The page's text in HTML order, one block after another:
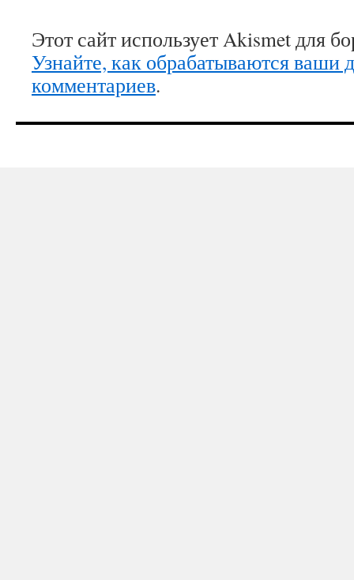
Этот сайт использует Akismet для
Узнайте, как обрабатываются ваши
комментариев.